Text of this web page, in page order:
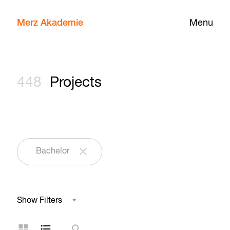
Menu
Merz Akademie
448 Projects
Bachelor
Show Filters